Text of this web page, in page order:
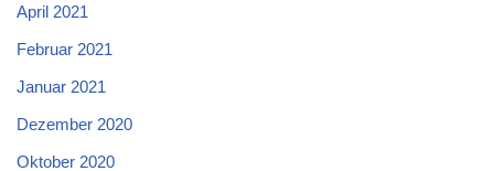
April 2021
Februar 2021
Januar 2021
Dezember 2020
Oktober 2020